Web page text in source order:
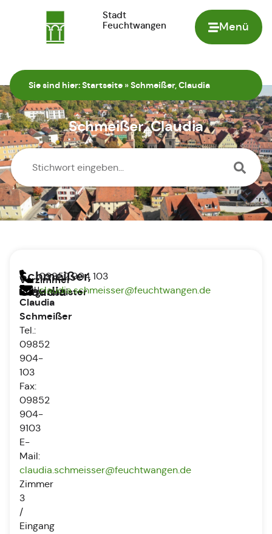
Menü
Stadt
Feuchtwangen
Sie sind hier:Startseite »Schmeißer, Claudia
Schmeißer, Claudia
Schmeißer,
Claudia
Vorzimmer
Bürgermeister
Frau
Claudia
Schmeißer
Tel.:
09852
904-
103
Fax:
09852
904-
9103
E-
Mail:
claudia.schmeisser@feuchtwangen.de
Zimmer
3
/
Eingang
09852 904 103
claudia.schmeisser@feuchtwangen.de